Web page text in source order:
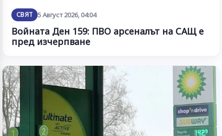
СВЯТ 5 Август 2026, 04:04
Войната Ден 159: ПВО арсеналът на САЩ е
пред изчерпване